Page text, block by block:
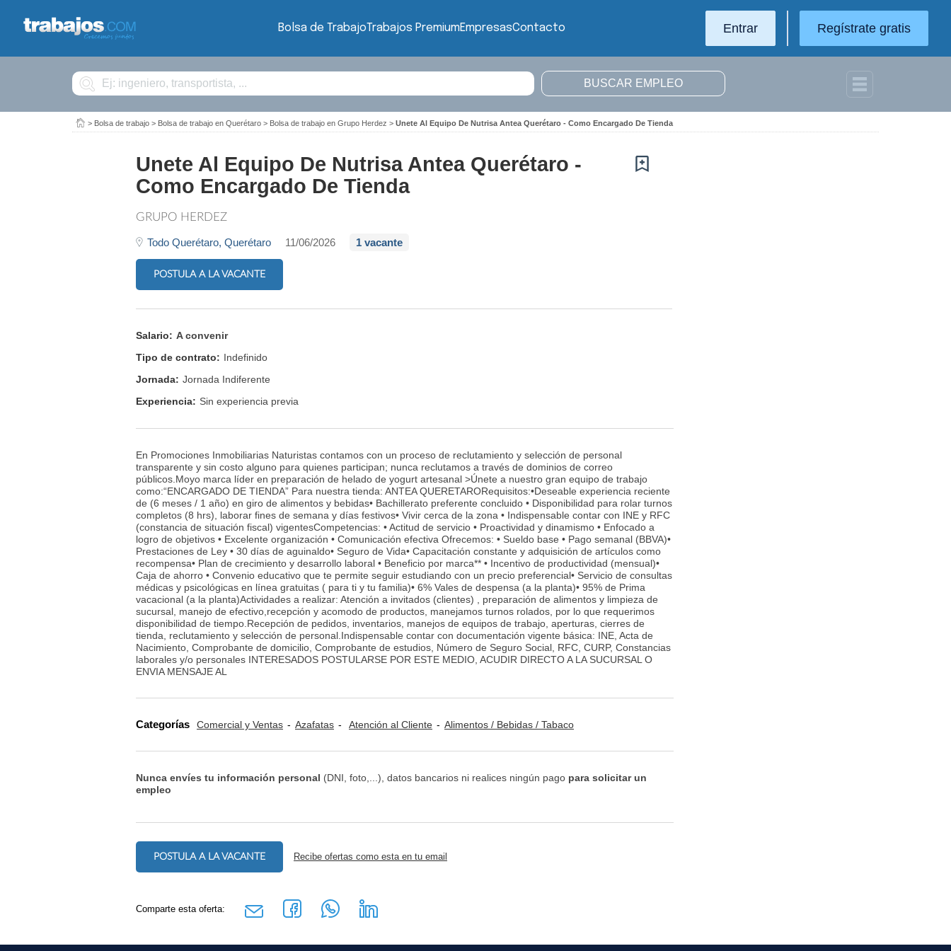
Bolsa de TrabajoTrabajos PremiumEmpresasContacto Entrar Regístrate gratis
Buscar
> Bolsa de trabajo > Bolsa de trabajo en Querétaro > Bolsa de trabajo en Grupo Herdez > Unete Al Equipo De Nutrisa Antea Querétaro - Como Encargado De Tienda
Unete Al Equipo De Nutrisa Antea Querétaro -
Como Encargado De Tienda
GRUPO HERDEZ
Todo Querétaro, Querétaro 11/06/2026 1 vacante
POSTULA A LA VACANTE
Salario: A convenir
Tipo de contrato: Indefinido
Jornada: Jornada Indiferente
Experiencia: Sin experiencia previa
En Promociones Inmobiliarias Naturistas contamos con un proceso de reclutamiento y selección de personal
transparente y sin costo alguno para quienes participan; nunca reclutamos a través de dominios de correo
públicos.Moyo marca líder en preparación de helado de yogurt artesanal >Únete a nuestro gran equipo de trabajo
como:“ENCARGADO DE TIENDA” Para nuestra tienda: ANTEA QUERETARORequisitos:•Deseable experiencia reciente
de (6 meses / 1 año) en giro de alimentos y bebidas• Bachillerato preferente concluido • Disponibilidad para rolar turnos
completos (8 hrs), laborar fines de semana y días festivos• Vivir cerca de la zona • Indispensable contar con INE y RFC
(constancia de situación fiscal) vigentesCompetencias: • Actitud de servicio • Proactividad y dinamismo • Enfocado a
logro de objetivos • Excelente organización • Comunicación efectiva Ofrecemos: • Sueldo base • Pago semanal (BBVA)•
Prestaciones de Ley • 30 días de aguinaldo• Seguro de Vida• Capacitación constante y adquisición de artículos como
recompensa• Plan de crecimiento y desarrollo laboral • Beneficio por marca** • Incentivo de productividad (mensual)•
Caja de ahorro • Convenio educativo que te permite seguir estudiando con un precio preferencial• Servicio de consultas
médicas y psicológicas en línea gratuitas ( para ti y tu familia)• 6% Vales de despensa (a la planta)• 95% de Prima
vacacional (a la planta)Actividades a realizar: Atención a invitados (clientes) , preparación de alimentos y limpieza de
sucursal, manejo de efectivo,recepción y acomodo de productos, manejamos turnos rolados, por lo que requerimos
disponibilidad de tiempo.Recepción de pedidos, inventarios, manejos de equipos de trabajo, aperturas, cierres de
tienda, reclutamiento y selección de personal.Indispensable contar con documentación vigente básica: INE, Acta de
Nacimiento, Comprobante de domicilio, Comprobante de estudios, Número de Seguro Social, RFC, CURP, Constancias
laborales y/o personales INTERESADOS POSTULARSE POR ESTE MEDIO, ACUDIR DIRECTO A LA SUCURSAL O
ENVIA MENSAJE AL
Categorías Comercial y Ventas Azafatas Atención al Cliente Alimentos / Bebidas / Tabaco
Nunca envíes tu información personal (DNI, foto,...), datos bancarios ni realices ningún pago para solicitar un
empleo
POSTULA A LA VACANTE Recibe ofertas como esta en tu email
Comparte esta oferta: